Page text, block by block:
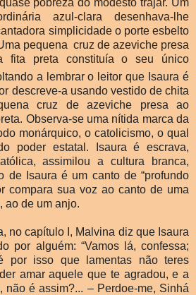
pobreza do modesto trajar. Um
azul-clara desenhava-lhe
simplicidade o porte esbelto
pequena cruz de azeviche presa
fita preta constituía o seu único
a lembrar o leitor que Isaura é
descreve-a usando vestido de chita
cruz de azeviche presa ao
Observa-se uma nítida marca da
monárquico, o catolicismo, o qual
poder estatal. Isaura é escrava,
assimilou a cultura branca,
de Isaura é um canto de “profundo
compara sua voz ao canto de uma
ao de um anjo.
no capítulo I, Malvina diz que Isaura
por alguém: “Vamos lá, confessa;
por isso que lamentas não teres
amar aquele que te agradou, e a
não é assim?... – Perdoe-me, Sinhá